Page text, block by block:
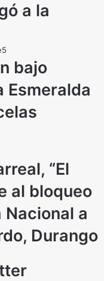
a la
bajo
Esmeralda
“El
al bloqueo
Nacional a
Durango